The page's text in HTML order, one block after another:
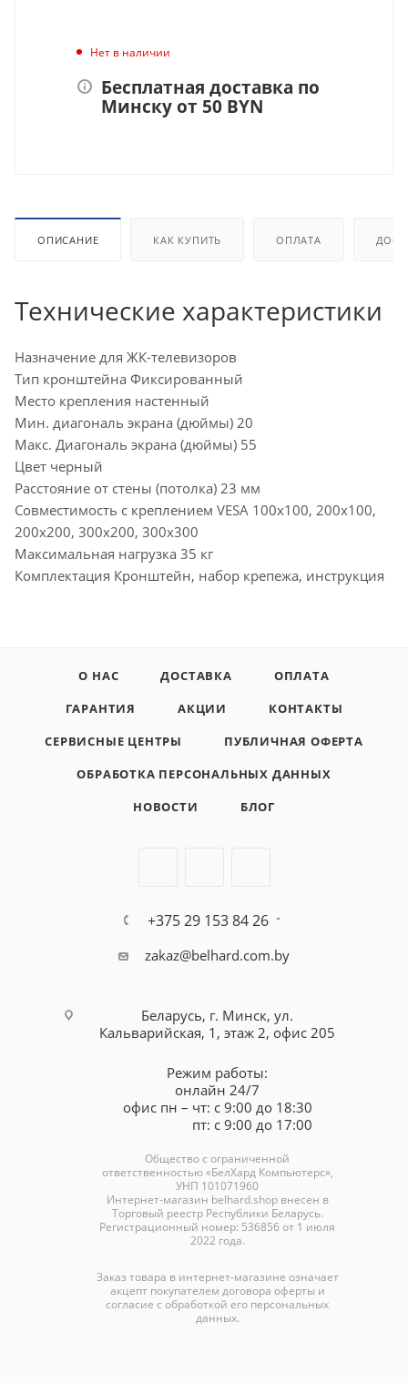
Нет в наличии
Бесплатная доставка по
Минску от 50 BYN
ОПИСАНИЕ КАК КУПИТЬ ОПЛАТА
Технические характеристики
Назначение для ЖК-телевизоров
Тип кронштейна Фиксированный
Место крепления настенный
Мин. диагональ экрана (дюймы) 20
Макс. Диагональ экрана (дюймы) 55
Цвет черный
Расстояние от стены (потолка) 23 мм
Совместимость с креплением VESA 100x100, 200x100,
200x200, 300x200, 300x300
Максимальная нагрузка 35 кг
Комплектация Кронштейн, набор крепежа, инструкция
О НАС ДОСТАВКА
ОПЛАТА
ГАРАНТИЯ
АКЦИИ
КОНТАКТЫ
СЕРВИСНЫЕ ЦЕНТРЫ
ПУБЛИЧНАЯ ОФЕРТА
ОБРАБОТКА ПЕРСОНАЛЬНЫХ ДАННЫХ
НОВОСТИ
БЛОГ
+375 29 153 84 26
zakaz@belhard.com.by
Беларусь, г. Минск, ул.
Кальварийская, 1, этаж 2, офис 205
Режим работы:
онлайн 24/7
офис пн – чт: с 9:00 до 18:30
пт: с 9:00 до 17:00
Общество с ограниченной
ответственностью «БелХард Компьютерс»,
УНП 101071960
Интернет-магазин belhard.shopвнесен в
Торговый реестр Республики Беларусь.
Регистрационный номер: 536856 от 1 июля
2022 года.
Заказ товара в интернет-магазине означает
акцепт покупателем договора оферты и
согласие с обработкой его персональных
данных.